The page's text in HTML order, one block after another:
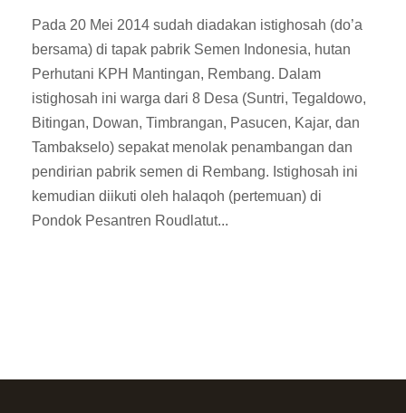
Pada 20 Mei 2014 sudah diadakan istighosah (do’a
bersama) di tapak pabrik Semen Indonesia, hutan
Perhutani KPH Mantingan, Rembang. Dalam
istighosah ini warga dari 8 Desa (Suntri, Tegaldowo,
Bitingan, Dowan, Timbrangan, Pasucen, Kajar, dan
Tambakselo) sepakat menolak penambangan dan
pendirian pabrik semen di Rembang. Istighosah ini
kemudian diikuti oleh halaqoh (pertemuan) di
Pondok Pesantren Roudlatut...